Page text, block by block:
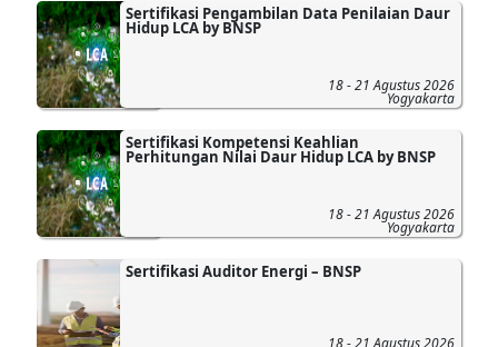
Sertifikasi Pengambilan Data Penilaian Daur
Hidup LCA by BNSP
18 - 21 Agustus 2026
Yogyakarta
Sertifikasi Kompetensi Keahlian
Perhitungan Nilai Daur Hidup LCA by BNSP
18 - 21 Agustus 2026
Yogyakarta
Sertifikasi Auditor Energi – BNSP